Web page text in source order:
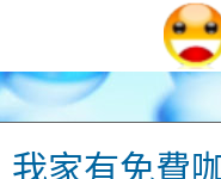
我家有免費